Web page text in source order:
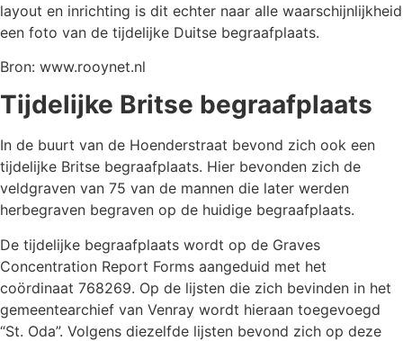
layout en inrichting is dit echter naar alle waarschijnlijkheid
een foto van de tijdelijke Duitse begraafplaats.
Bron: www.rooynet.nl
Tijdelijke Britse begraafplaats
In de buurt van de Hoenderstraat bevond zich ook een
tijdelijke Britse begraafplaats. Hier bevonden zich de
veldgraven van 75 van de mannen die later werden
herbegraven begraven op de huidige begraafplaats.
De tijdelijke begraafplaats wordt op de Graves
Concentration Report Forms aangeduid met het
coördinaat 768269. Op de lijsten die zich bevinden in het
gemeentearchief van Venray wordt hieraan toegevoegd
“St. Oda”. Volgens diezelfde lijsten bevond zich op deze